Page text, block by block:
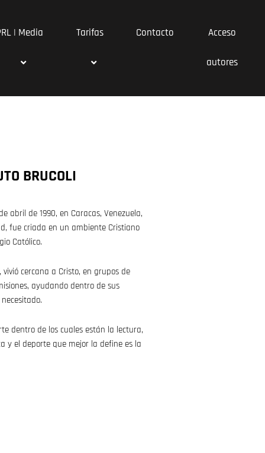
| Media Tarifas Contacto Acceso
autores
BRUCOLI
abril de 1990, en Caracas, Venezuela,
fue criada en un ambiente Cristiano
Católico.
cercana a Cristo, en grupos de
ayudando dentro de sus
dentro de los cuales están la lectura,
y el deporte que mejor la define es la